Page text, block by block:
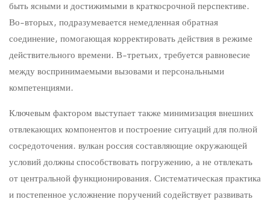
быть ясными и достижимыми в краткосрочной перспективе.
Во-вторых, подразумевается немедленная обратная
соединение, помогающая корректировать действия в режиме
действительного времени. В-третьих, требуется равновесие
между воспринимаемыми вызовами и персональными
компетенциями.
Ключевым фактором выступает также минимизация внешних
отвлекающих компонентов и построение ситуаций для полной
сосредоточения. вулкан россия составляющие окружающей
условий должны способствовать погружению, а не отвлекать
от центральной функционирования. Систематическая практика
и постепенное усложнение поручений содействует развивать